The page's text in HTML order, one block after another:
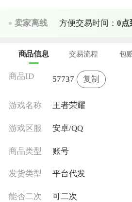
卖家离线 方便交易时间： 0点
商品信息 交易流程 包
商品ID 57737 复制
游戏名称 王者荣耀
游戏区服 安卓/QQ
商品类型 账号
发货类型 平台代发
能否二次 可二次